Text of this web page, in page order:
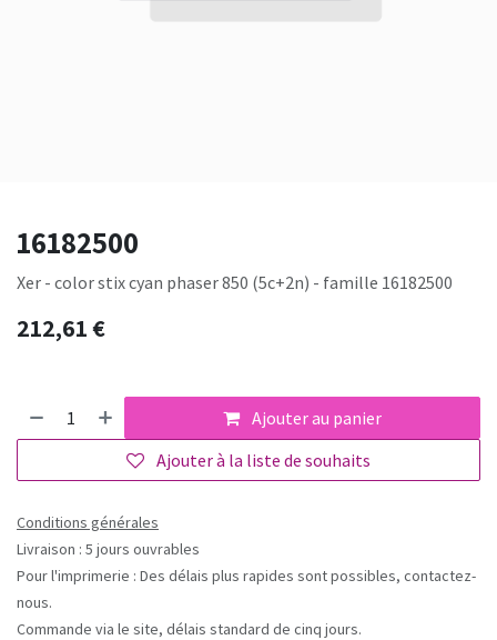
16182500
Xer - color stix cyan phaser 850 (5c+2n) - famille 16182500
212,61€
Ajouter au panier
Ajouter à la liste de souhaits
Conditions générales
Livraison : 5 jours ouvrables
Pour l'imprimerie : Des délais plus rapides sont possibles, contactez-
nous.
Commande via le site, délais standard de cinq jours.